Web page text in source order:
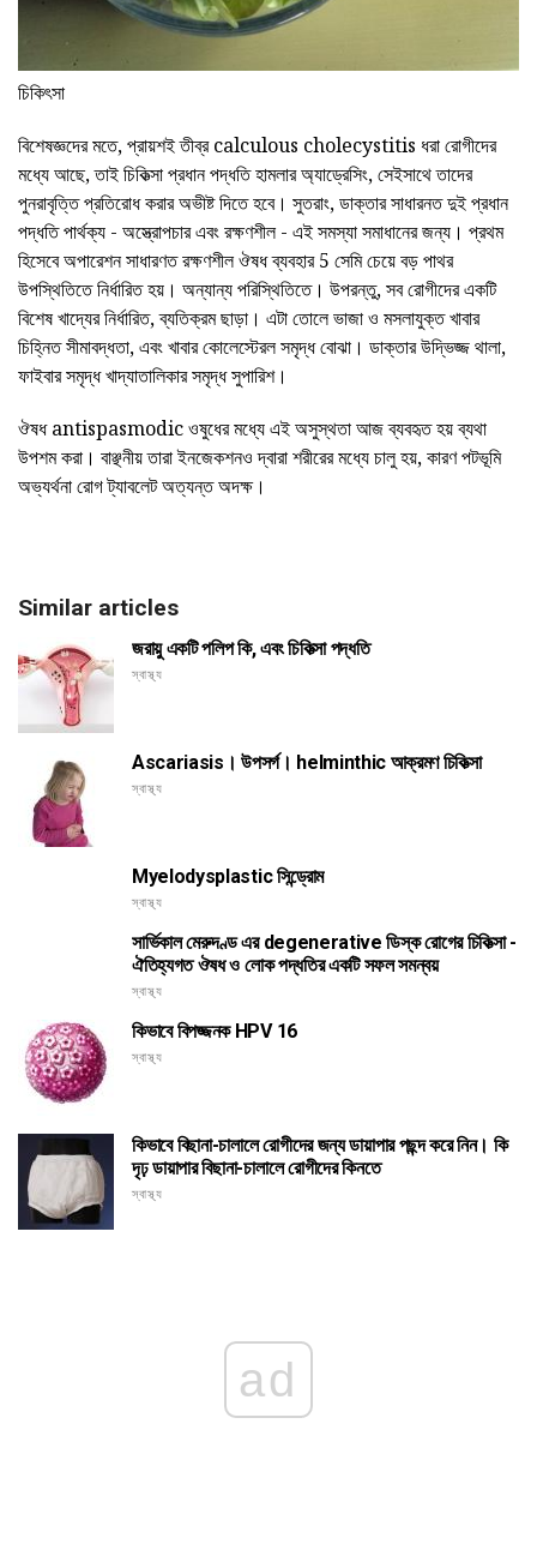
চিকিৎসা
বিশেষজ্ঞদের মতে, প্রায়শই তীব্র calculous cholecystitis ধরা রোগীদের
মধ্যে আছে, তাই চিকিত্সা প্রধান পদ্ধতি হামলার অ্যাড্রেসিং, সেইসাথে তাদের
পুনরাবৃত্তি প্রতিরোধ করার অভীষ্ট দিতে হবে। সুতরাং, ডাক্তার সাধারনত দুই প্রধান
পদ্ধতি পার্থক্য - অস্ত্রোপচার এবং রক্ষণশীল - এই সমস্যা সমাধানের জন্য। প্রথম
হিসেবে অপারেশন সাধারণত রক্ষণশীল ঔষধ ব্যবহার 5 সেমি চেয়ে বড় পাথর
উপস্থিতিতে নির্ধারিত হয়। অন্যান্য পরিস্থিতিতে। উপরন্তু, সব রোগীদের একটি
বিশেষ খাদ্যের নির্ধারিত, ব্যতিক্রম ছাড়া। এটা তোলে ভাজা ও মসলাযুক্ত খাবার
চিহ্নিত সীমাবদ্ধতা, এবং খাবার কোলেস্টেরল সমৃদ্ধ বোঝা। ডাক্তার উদ্ভিজ্জ থালা,
ফাইবার সমৃদ্ধ খাদ্যাতালিকার সমৃদ্ধ সুপারিশ।
ঔষধ antispasmodic ওষুধের মধ্যে এই অসুস্থতা আজ ব্যবহৃত হয় ব্যথা
উপশম করা। বাঞ্ছনীয় তারা ইনজেকশনও দ্বারা শরীরের মধ্যে চালু হয়, কারণ পটভূমি
অভ্যর্থনা রোগ ট্যাবলেট অত্যন্ত অদক্ষ।
Similar articles
জরায়ু একটি পলিপ কি, এবং চিকিত্সা পদ্ধতি
স্বাস্থ্য
Ascariasis। উপসর্গ। helminthic আক্রমণ চিকিত্সা
স্বাস্থ্য
Myelodysplastic সিন্ড্রোম
স্বাস্থ্য
সার্ভিকাল মেরুদণ্ড এর degenerative ডিস্ক রোগের চিকিত্সা -
ঐতিহ্যগত ঔষধ ও লোক পদ্ধতির একটি সফল সমন্বয়
স্বাস্থ্য
কিভাবে বিপজ্জনক HPV 16
স্বাস্থ্য
কিভাবে বিছানা-চালালে রোগীদের জন্য ডায়াপার পছন্দ করে নিন। কি
দৃঢ় ডায়াপার বিছানা-চালালে রোগীদের কিনতে
স্বাস্থ্য
ad